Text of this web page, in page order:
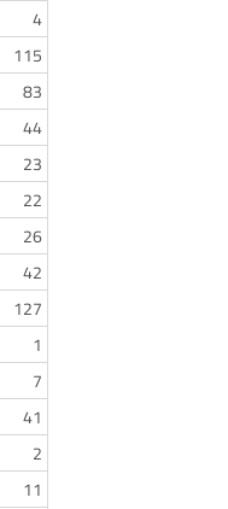
4
115
83
44
23
22
26
42
127
1
7
41
2
11